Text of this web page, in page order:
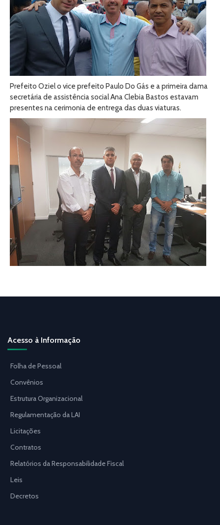
Prefeito Oziel o vice prefeito Paulo Do Gás e a primeira dama
secretária de assistência social Ana Clebia Bastos estavam
presentes na cerimonia de entrega das duas viaturas.
Acesso à Informação
Folha de Pessoal
Convênios
Estrutura Organizacional
Regulamentação da LAI
Licitações
Contratos
Relatórios da Responsabilidade Fiscal
Leis
Decretos